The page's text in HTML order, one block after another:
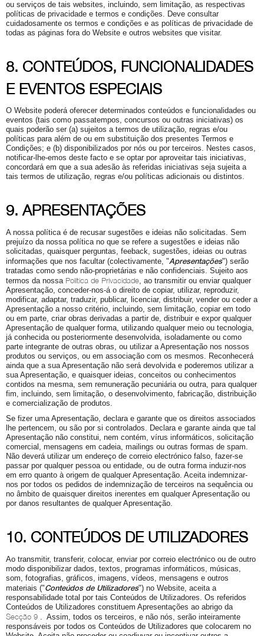
ou serviços de tais websites, incluindo, sem limitação, as respectivas
políticas de privacidade e termos e condições. Deve consultar
cuidadosamente os termos e condições e as políticas de privacidade de
todas as páginas fora do Website e outros websites que visitar.
8. CONTEÚDOS, FUNCIONALIDADES
E EVENTOS ESPECIAIS
O Website poderá oferecer determinados conteúdos e funcionalidades ou
eventos (tais como passatempos, concursos ou outras iniciativas) os
quais poderão ser (a) sujeitos a termos de utilização, regras e/ou
políticas para além de ou em substituição dos presentes Termos e
Condições; e (b) disponibilizados por nós ou por terceiros. Nestes casos,
notificar-lhe-emos deste facto e se optar por aproveitar tais iniciativas,
concordará em que a sua adesão às referidas iniciativas seja sujeita a
tais termos de utilização, regras e/ou políticas adicionais ou distintos.
9. APRESENTAÇÕES
A nossa política é de recusar sugestões e ideias não solicitadas. Sem
prejuízo da nossa política no que se refere a sugestões e ideias não
solicitadas, quaisquer perguntas, feeback, sugestões, ideias ou outras
informações que nos facultar (colectivamente, "Apresentações") serão
tratadas como sendo não-proprietárias e não confidenciais. Sujeito aos
termos da nossa Política de Privacidade , ao transmitir ou enviar qualquer
Apresentação, conceder-nos-á o direito de copiar, utilizar, reproduzir,
modificar, adaptar, traduzir, publicar, licenciar, distribuir, vender ou ceder a
Apresentação a nosso critério, incluindo, sem limitação, copiar em todo
ou em parte, criar obras derivadas a partir de, distribuir e expor qualquer
Apresentação de qualquer forma, utilizando qualquer meio ou tecnologia,
já conhecida ou posteriormente desenvolvida, isoladamente ou como
parte integrante de outras obras, ou utilizar a Apresentação nos nossos
produtos ou serviços, ou em associação com os mesmos. Reconhecerá
ainda que a sua Apresentação não será devolvida e poderemos utilizar a
sua Apresentação, e quaisquer ideias, conceitos ou conhecimentos
contidos na mesma, sem remuneração pecuniária ou outra, para qualquer
fim, incluindo, sem limitação, o desenvolvimento, fabricação, distribuição
e comercialização de produtos.
Se fizer uma Apresentação, declara e garante que os direitos associados
lhe pertencem, ou são por si controlados. Declara e garante ainda que tal
Apresentação não constitui, nem contém, vírus informáticos, solicitação
comercial, mensagens em cadeia, mailings ou outras formas de spam.
Não deverá utilizar um endereço de correio electrónico falso, fazer-se
passar por qualquer pessoa ou entidade, ou de outra forma induzir-nos
em erro quanto à origem de qualquer Apresentação. Aceita indemnizar-
nos por todos os pedidos de indemnização de terceiros na sequência ou
no âmbito de quaisquer direitos inerentes em qualquer Apresentação ou
por danos resultantes de qualquer Apresentação.
10. CONTEÚDOS DE UTILIZADORES
Ao transmitir, transferir, colocar, enviar por correio electrónico ou de outro
modo disponibilizar dados, textos, programas informáticos, músicas,
som, fotografias, gráficos, imagens, vídeos, mensagens e outros
materiais ("Conteúdos de Utilizadores") no Website, aceita a
responsabilidade total por tais Conteúdos de Utilizadores. Os referidos
Conteúdos de Utilizadores constituem Apresentações ao abrigo da
Secção 9 . Assim, todos os terceiros, e não nós, serão inteiramente
responsáveis por todos os Conteúdos de Utilizadores que colocarem no